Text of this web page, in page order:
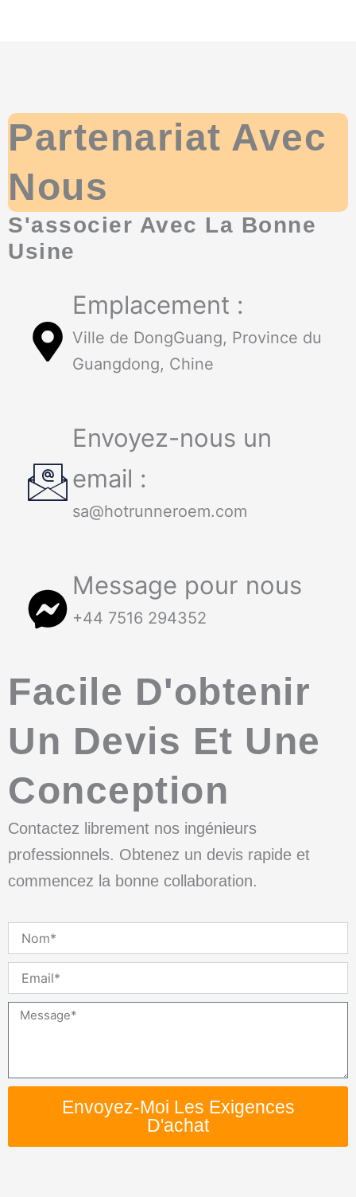
Partenariat Avec
Nous
S'associer Avec La Bonne
Usine
Emplacement :
Ville de DongGuang, Province du
Guangdong, Chine
Envoyez-nous un
email :
sa@hotrunneroem.com
Message pour nous
+44 7516 294352
Facile D'obtenir
Un Devis Et Une
Conception
Contactez librement nos ingénieurs
professionnels. Obtenez un devis rapide et
commencez la bonne collaboration.
Message
Envoyez-Moi Les Exigences
D'achat